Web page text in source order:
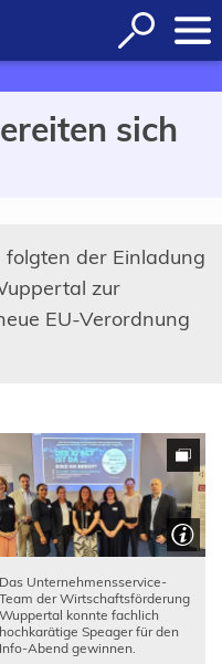
Suche
öffnen
sich
der Einladung
zur
EU-Verordnung
Das Unternehmensservice-
Team der Wirtschaftsförderung
Wuppertal konnte fachlich
hochkarätige Speager für den
Info-Abend gewinnen.